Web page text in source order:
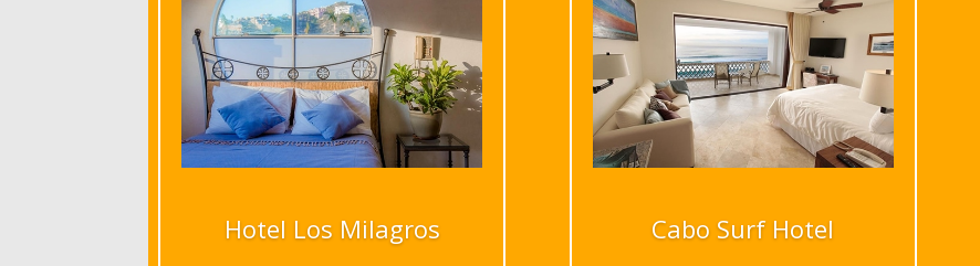
Hotel Los Milagros Cabo Surf Hotel